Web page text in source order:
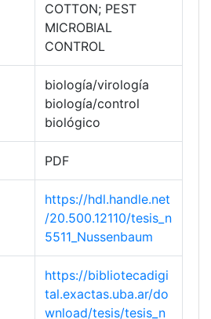
COTTON; PEST
MICROBIAL
CONTROL
biología/virología
biología/control
biológico
PDF
https://hdl.handle.net
/20.500.12110/tesis_n
5511_Nussenbaum
https://bibliotecadigi
tal.exactas.uba.ar/do
wnload/tesis/tesis_n